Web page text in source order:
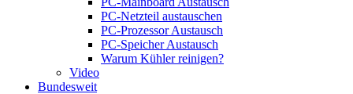
PC-Netzteil austauschen
PC-Prozessor Austausch
PC-Speicher Austausch
Warum Kühler reinigen?
Video
Bundesweit